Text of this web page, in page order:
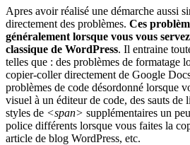
Apres avoir réalisé une démarche aussi
directement des problèmes. Ces
généralement lorsque vous vous
classique de WordPress. Il entraine
telles que : des problèmes de formatage
copier-coller directement de Google
problèmes de code désordonné lorsque
visuel à un éditeur de code, des sauts de
styles de <span> supplémentaires un
police différents lorsque vous faites la
article de blog WordPress, etc.